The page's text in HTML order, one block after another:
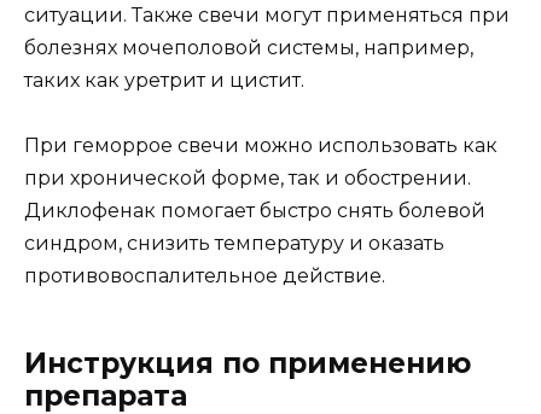
ситуации. Также свечи могут применяться при
болезнях мочеполовой системы, например,
таких как уретрит и цистит.
При геморрое свечи можно использовать как
при хронической форме, так и обострении.
Диклофенак помогает быстро снять болевой
синдром, снизить температуру и оказать
противовоспалительное действие.
Инструкция по применению
препарата